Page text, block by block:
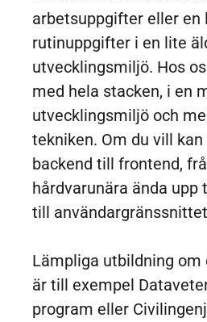
arbetsuppgifter eller en
rutinuppgifter i en lite
utvecklingsmiljö. Hos
med hela stacken, i en
utvecklingsmiljö och
tekniken. Om du vill
backend till frontend,
hårdvarunära ända
till
Lämpliga utbildning om
är till exempel
program eller